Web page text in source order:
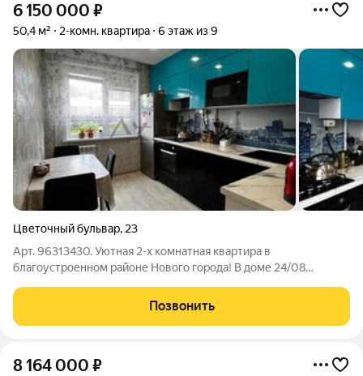
6 150 000 ₽
50,4 м² 2-комн. квартира 6 этаж из 9
Цветочный бульвар, 23
Арт. 96313430. Уютная 2-х комнатная квартира в
благоустроенном районе Нового города! В доме 24/08
2-х комнатная квартира в хорошем состоянии. Отличное
предложение для тех, кто ищет комфортное
Позвонить
8 164 000 ₽